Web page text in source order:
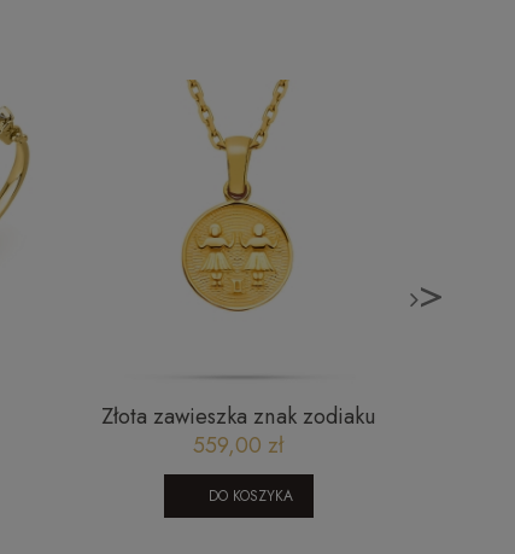
Złota zawieszka znak zodiaku
Bliźnięta
559,00 zł
DO KOSZYKA
>